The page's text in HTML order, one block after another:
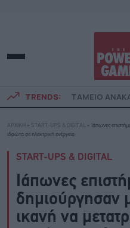
TRENDS: ΤΑΜΕΙΟ
ΑΡΧΙΚΗ » START-UPS & DIGITAL »
Ιάπωνες
ιδρώτα σε ηλεκτρική ενέργεια
START-UPS & DIGITAL
Ιάπωνες
δημιούργησαν
ικανή να